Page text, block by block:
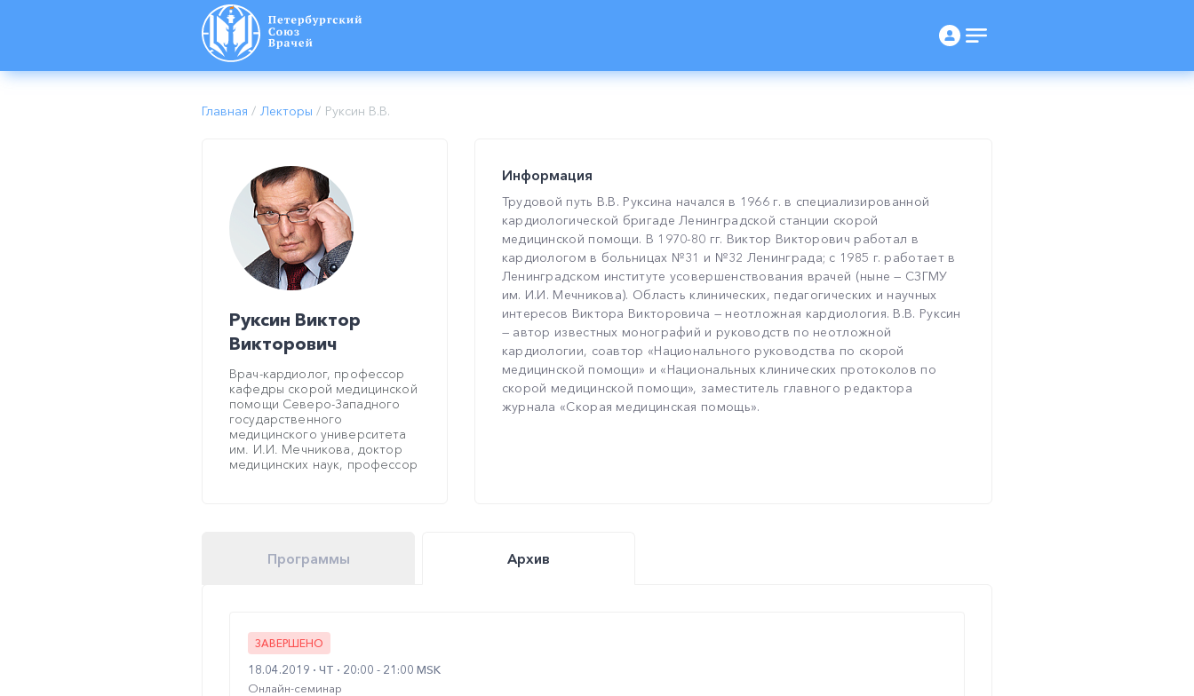
Главная / Лекторы / Руксин В.В.
Руксин Виктор
Викторович
Врач-кардиолог, профессор
кафедры скорой медицинской
помощи Северо-Западного
государственного
медицинского университета
им. И.И. Мечникова, доктор
медицинских наук, профессор
Информация
Трудовой путь В.В. Руксина начался в 1966 г. в специализированной
кардиологической бригаде Ленинградской станции скорой
медицинской помощи. В 1970-80 гг. Виктор Викторович работал в
кардиологом в больницах №31 и №32 Ленинграда; с 1985 г. работает в
Ленинградском институте усовершенствования врачей (ныне — СЗГМУ
им. И.И. Мечникова). Область клинических, педагогических и научных
интересов Виктора Викторовича — неотложная кардиология. В.В. Руксин
— автор известных монографий и руководств по неотложной
кардиологии, соавтор «Национального руководства по скорой
медицинской помощи» и «Национальных клинических протоколов по
скорой медицинской помощи», заместитель главного редактора
журнала «Скорая медицинская помощь».
Программы Архив
ЗАВЕРШЕНО
18.04.2019 ЧТ
20:00 - 21:00 MSK
Онлайн-семинар